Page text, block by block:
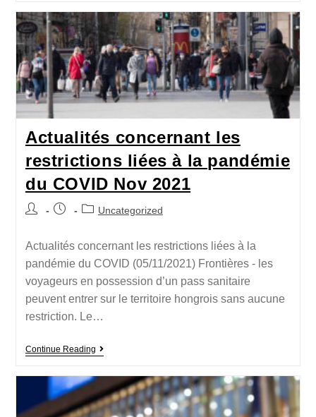
Actualités concernant les
restrictions liées à la pandémie
du COVID Nov 2021
Uncategorized
Actualités concernant les restrictions liées à la
pandémie du COVID (05/11/2021) Frontières - les
voyageurs en possession d’un pass sanitaire
peuvent entrer sur le territoire hongrois sans aucune
restriction. Le…
Continue Reading